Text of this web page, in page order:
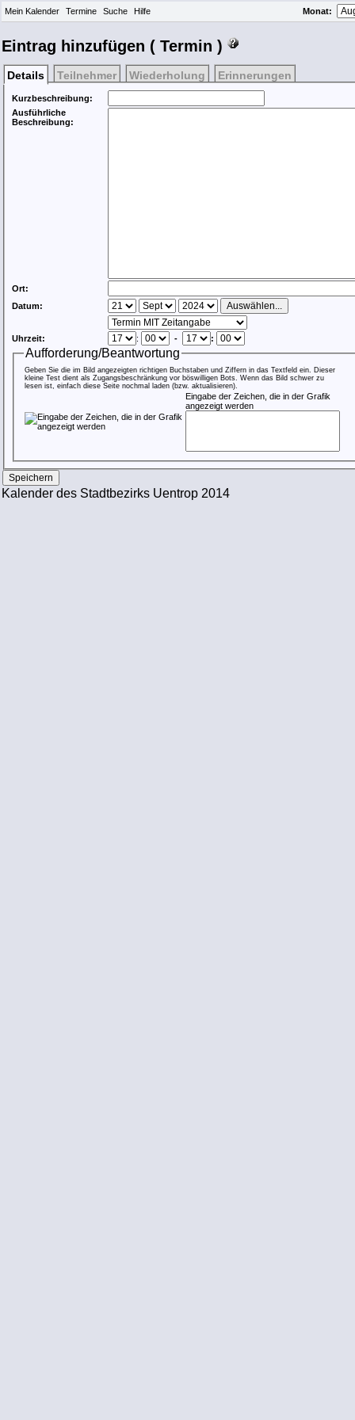
Mein Kalender Termine Suche Hilfe Monat:
Eintrag hinzufügen ( Termin )
Details Teilnehmer Wiederholung Erinnerungen
Kurzbeschreibung:
Ausführliche
Beschreibung:
Ort:
Datum:
Uhrzeit: : - :
Aufforderung/Beantwortung
Geben Sie die im Bild angezeigten richtigen Buchstaben und Ziffern in das Textfeld ein. Dieser
kleine Test dient als Zugangsbeschränkung vor böswilligen Bots. Wenn das Bild schwer zu
lesen ist, einfach diese Seite nochmal laden (bzw. aktualisieren).
Eingabe der Zeichen, die in der Grafik
angezeigt werden
Kalender des Stadtbezirks Uentrop 2014